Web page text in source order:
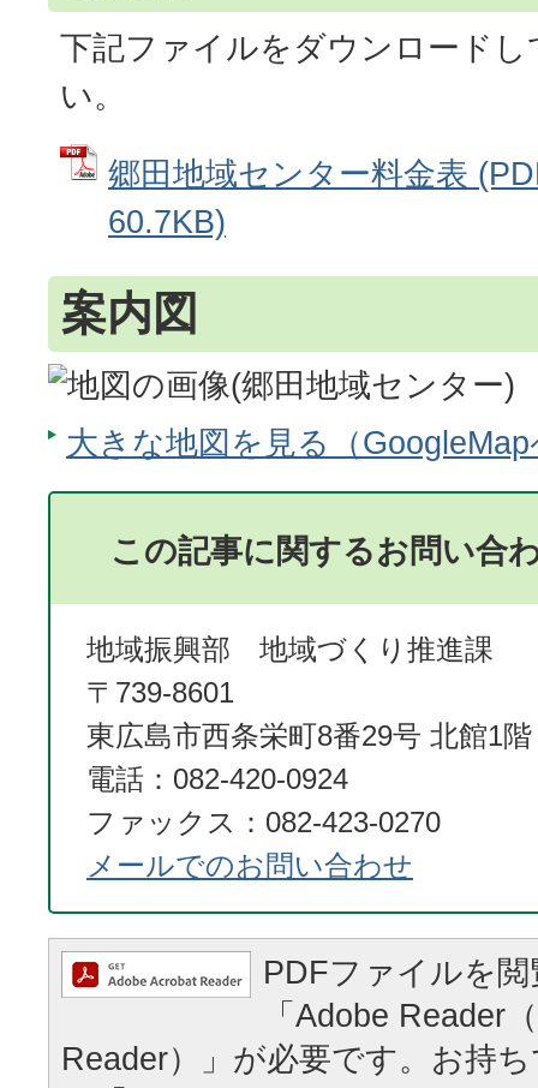
下記ファイルをダウンロード
い。
郷田地域センター料金表
60.7KB)
案内図
大きな地図を見る（
この記事に関するお問い合
地域振興部 地域づくり推進課
〒739-8601
東広島市西条栄町8番29号 北館1階
電話：082-420-0924
ファックス：082-423-0270
メールでのお問い合わせ
PDFファイルを
「Adobe Reader
Reader）」が必要です。お持